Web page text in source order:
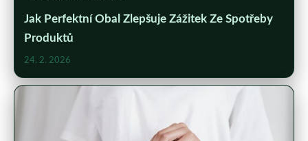
Jak Perfektní Obal Zlepšuje Zážitek Ze Spotřeby
Produktů
24. 2. 2026